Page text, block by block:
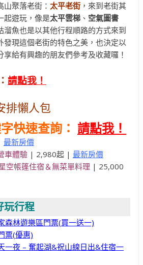
聚落老街： 太平老街 ，來到老街其
起遊玩，像是太平雲梯 、 空氣圖書
溜魚也是以其他行程順路的方式來到
發現這個老街的特色之美，也決定以
給有興趣的朋友們參考及收藏囉！
請點我！
排懶人包
快速查詢： 請點我！
最新房價
車體驗 | 2,980起 | 最新房價
空帳篷住宿＆無菜單料理 | 25,000
玩行程
森林遊樂區門票(買一送一)
票(優惠)
一夜 – 奮起湖&祝山線日出&住宿一